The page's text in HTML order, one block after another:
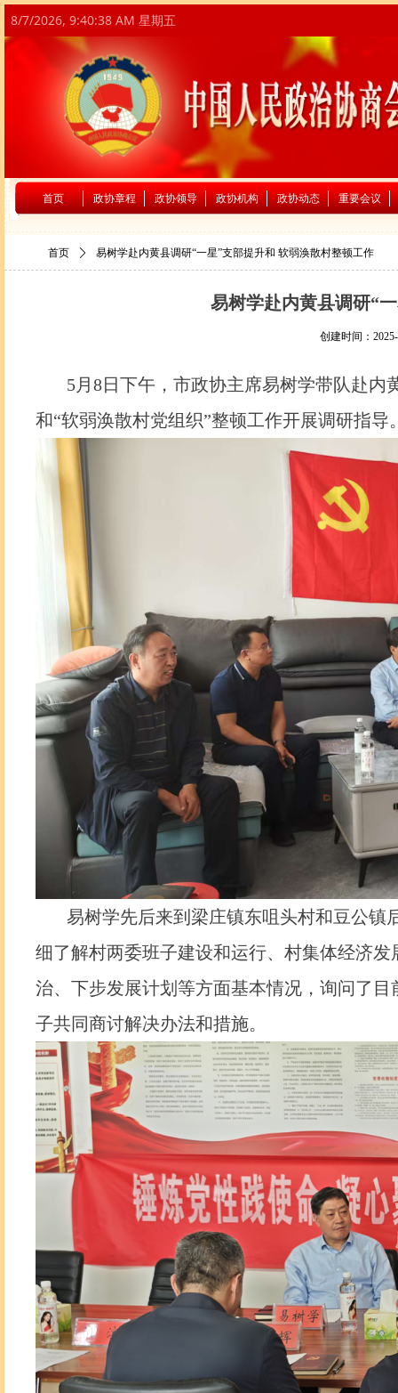
8/7/2026, 9:40:38 AM 星期五
首页 政协章程 政协领导 政协机构 政协动态 重要会议
首页 ꄲ 易树学赴内黄县调研“一星”支部提升和 软弱涣散村整顿工作
易树学赴内黄县调研“
创建时间：
5月8日下午，市政协主席易树学带队赴内
和“软弱涣散村党组织”整顿工作开展调研指
易树学先后来到梁庄镇东咀头村和豆公镇
细了解村两委班子建设和运行、村集体经济
治、下步发展计划等方面基本情况，询问了
子共同商讨解决办法和措施。